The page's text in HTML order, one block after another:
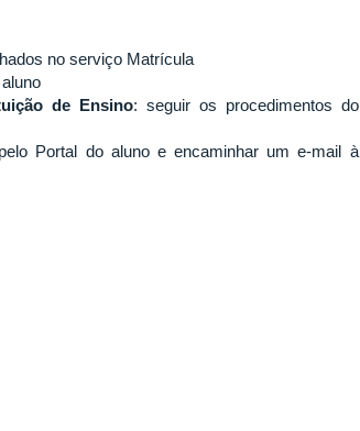
no serviço Matrícula
de Ensino: seguir os procedimentos do
Portal do aluno e encaminhar um e-mail à